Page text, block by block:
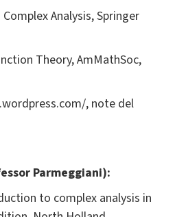
Analysis, Springer
Theory, AmMathSoc,
, note del
Parmeggiani):
to complex analysis in